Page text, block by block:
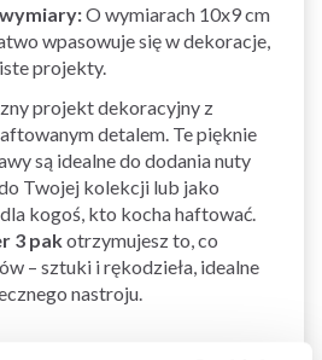
O wymiarach 10x9 cm
wpasowuje się w dekoracje,
projekty.
projekt dekoracyjny z
detalem. Te pięknie
są idealne do dodania nuty
Twojej kolekcji lub jako
kogoś, kto kocha haftować.
3 pakotrzymujesz to, co
– sztuki i rękodzieła, idealne
nastroju.